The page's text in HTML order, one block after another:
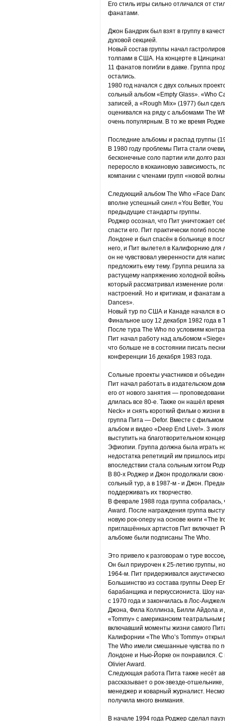
Его стиль игры сильно отличался от
фанатами.
Джон Бандрик был взят в группу в
духовой секцией.
Новый состав группы начал
толпами в США. На концерте в
11 фанатов погибли в давке. Группа
остались.
1980 год начался с двух сольных
сольный альбом «Empty Glass». «Who
записей, а «Rough Mix» (1977) был
оценивался на ряду с альбомами The
очень популярным. В то же время
Последние альбомы и распад группы
В 1980 году проблемы Пита стали
бесконечные соло партии или долго
переросло в кокаиновую зависимость,
компании с членами групп «новой
Следующий альбом The Who «Face
вполне успешный сингл «You Better,
предыдущие стандарты группы.
Роджер осознал, что Пит уничтожает
спасти его. Пит практически погиб
Лондоне и был спасён в больнице в
него, и Пит вылетел в Калифорнию для
он не чувствовал уверенности для
предложить ему тему. Группа решила
растущему напряжению холодной
который рассматривал изменение
настроений. Но и критикам, и фанатам
Dances».
Новый тур по США и Канаде начался в
Финальное шоу 12 декабря 1982 года в
После тура The Who по условиям
Пит начал работу над альбомом
что больше не в состоянии писать
конференции 16 декабря 1983 года.
Сольные проекты участников и
Пит начал работать в издательском
его от нового занятия —
длилась все 80-е. Также он нашёл время
Neck» и снять короткий фильм о жизни
группа Пита — Defor. Вместе с фильмом
альбом и видео «Deep End Live!». 3
выступить на благотворительном
Эфиопии. Группа должна была играть
недостатка репетиций им пришлось
впоследствии стала сольным хитом
В 80-х Роджер и Джон продолжали свою
сольный тур, а в 1987-м - и Джон.
поддерживать их творчество.
В феврале 1988 года группа
Award. После награждения группа
новую рок-оперу на основе книги «The
приглашённых артистов Пит включает
альбоме были подписаны The Who.
Это привело к разговорам о туре
Он был приурочен к 25-летию группы,
1964-м. Пит придерживался
Большинство из состава группы Deep
барабанщика и перкуссиониста. Шоу
с 1970 года и закончилась в Лос-
Джона, Фила Коллинза, Билли Айдола и
«Tommy» с американским
включавший моменты жизни самого
Калифорнии «The Who’s Tommy»
The Who имели смешанные чувства по
Лондоне и Нью-Йорке он понравился. С
Olivier Award.
Следующая работа Пита также несёт
рассказывает о рок-звезде-
менеджер и коварный журналист.
получила много внимания.
В начале 1994 года Роджер сделал